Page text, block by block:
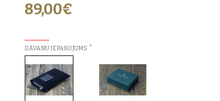
89,00€
DĀVANU IEPAKOJUMS